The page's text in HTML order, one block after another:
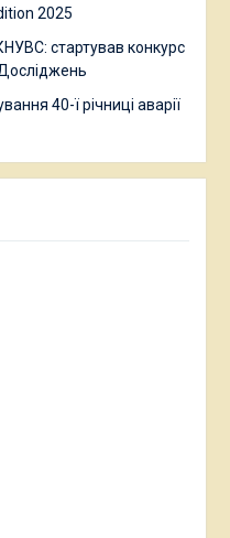
2025
стартував конкурс
40-ї річниці аварії